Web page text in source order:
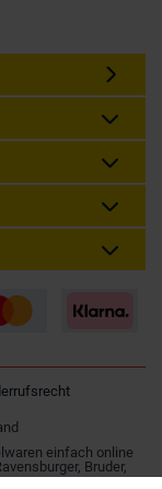
einfach online
Bruder,